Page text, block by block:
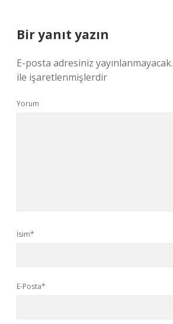
Bir yanıt yazın
E-posta adresiniz yayınlanmayacak.
ile işaretlenmişlerdir
Yorum
İsim*
E-Posta*